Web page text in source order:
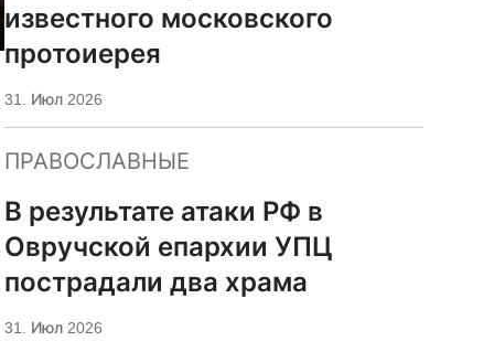
известного московского
протоиерея
31. Июл 2026
ПРАВОСЛАВНЫЕ
В результате атаки РФ в
Овручской епархии УПЦ
пострадали два храма
31. Июл 2026